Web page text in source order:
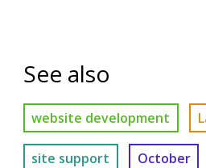
See also